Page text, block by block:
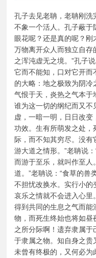
孔子去见老聃，老聃刚洗
不象一个活人。孔子蔽于
眼花呢？还是真的呢？
万物离开众人而独立自存
之浑沌虚无之境。”孔子
它而不能知，口对它开而
的大略：地之极致为阴冷
气恨于天，炎热之气本于
谁为这一切的纲纪而又
虚，一暗一明，日日改
功效。生有所萌发之处，
际，而不知其穷尽。没有
游大道之情形。”老聃说
而游于至乐，就叫作至人
道。”老聃说：“食草的兽
不担忧改换水。实行小的
哀乐之情就不会进入心里
得到共同的生息之气而能
物，而死生终始也将如
之所分际啊！遗弃隶属
于隶属之物。知自身之贵
未曾有终极的，又何必为